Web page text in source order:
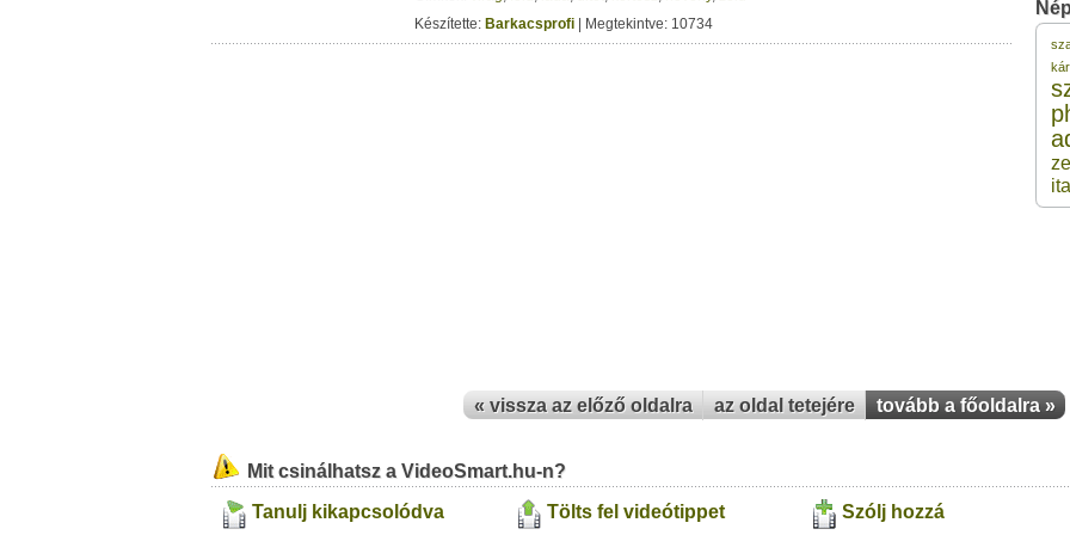
Készítette: Barkacsprofi | Megtekintve: 10734
ital
« vissza az előző oldalra az oldal tetejére tovább a főoldalra »
Mit csinálhatsz a VideoSmart.hu-n?
Tanulj kikapcsolódva
Tölts fel videótippet Szólj hozzá